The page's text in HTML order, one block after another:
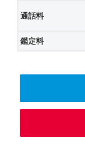
通話料
鑑定料